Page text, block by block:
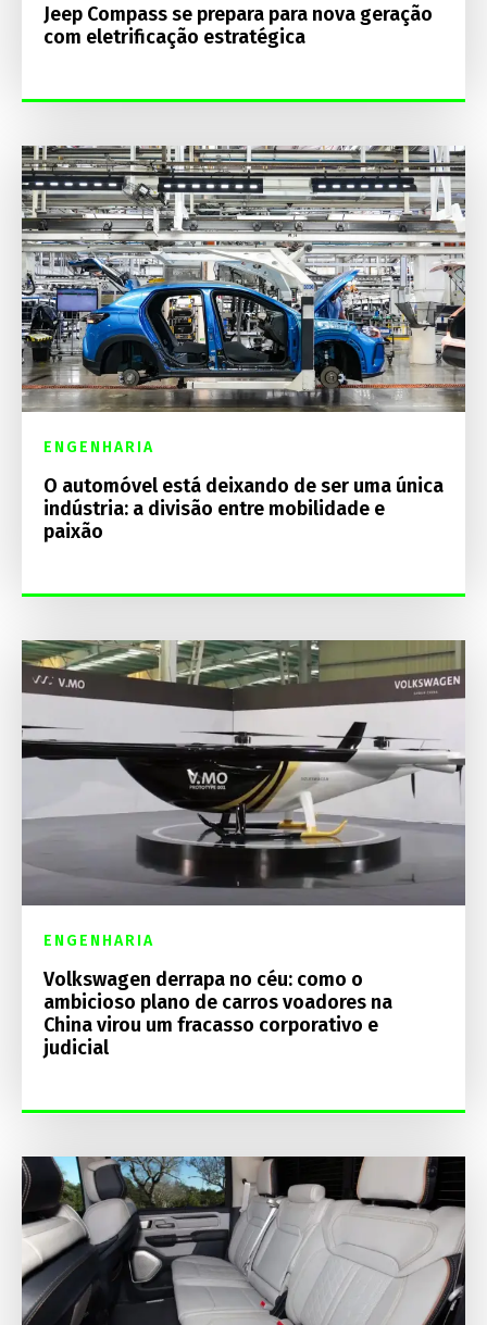
Jeep Compass se prepara para nova geração
com eletrificação estratégica
ENGENHARIA
O automóvel está deixando de ser uma única
indústria: a divisão entre mobilidade e
paixão
ENGENHARIA
Volkswagen derrapa no céu: como o
ambicioso plano de carros voadores na
China virou um fracasso corporativo e
judicial